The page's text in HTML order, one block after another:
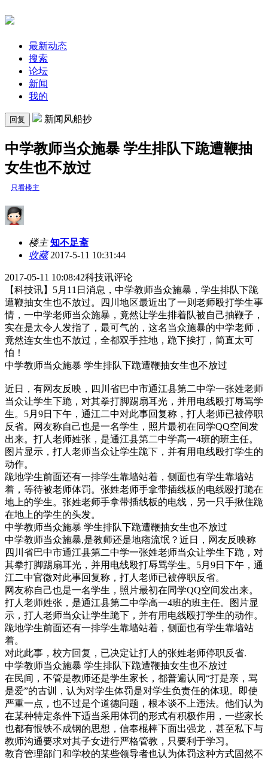
最新动态
搜索
论坛
新闻
我的
回复 新闻风船抄
中学教师当众施暴 学生排队下跪遭鞭抽
女生也不放过
只看楼主
楼主 知不足斋
收藏2017-5-11 10:31:44
2017-05-11 10:08:42科技讯评论
【科技讯】5月11日消息，中学教师当众施暴，学生排队下跪
遭鞭抽女生也不放过。四川地区最近出了一则老师殴打学生事
情，一中学老师当众施暴，竟然让学生排着队被自己抽鞭子，
实在是太令人发指了，最可气的，这名当众施暴的中学老师，
竟然连女生也不放过，全都双手拄地，跪下挨打，简直太可
怕！
中学教师当众施暴 学生排队下跪遭鞭抽女生也不放过
近日，有网友反映，四川省巴中市通江县第二中学一张姓老师
当众让学生下跪，对其拳打脚踢扇耳光，并用电线殴打辱骂学
生。5月9日下午，通江二中对此事回复称，打人老师已被停职
反省。网友称自己也是一名学生，照片最初在同学QQ空间发
出来。打人老师姓张，是通江县第二中学高一4班的班主任。
图片显示，打人老师当众让学生跪下，并有用电线殴打学生的
动作。
跪地学生前面还有一排学生靠墙站着，侧面也有学生靠墙站
着，等待被老师体罚。张姓老师手拿带插线板的电线殴打跪在
地上的学生。张姓老师手拿带插线板的电线，另一只手揪住跪
在地上的学生的头发。
中学教师当众施暴 学生排队下跪遭鞭抽女生也不放过
中学教师当众施暴,是教师还是地痞流氓？近日，网友反映称
四川省巴中市通江县第二中学一张姓老师当众让学生下跪，对
其拳打脚踢扇耳光，并用电线殴打辱骂学生。5月9日下午，通
江二中官微对此事回复称，打人老师已被停职反省。
网友称自己也是一名学生，照片最初在同学QQ空间发出来。
打人老师姓张，是通江县第二中学高一4班的班主任。图片显
示，打人老师当众让学生跪下，并有用电线殴打学生的动作。
跪地学生前面还有一排学生靠墙站着，侧面也有学生靠墙站
着。
对此此事，校方回复，已决定让打人的张姓老师停职反省.
中学教师当众施暴 学生排队下跪遭鞭抽女生也不放过
在民间，不管是教师还是学生家长，都普遍认同“打是亲，骂
是爱”的古训，认为对学生体罚是对学生负责任的体现。即使
严重一点，也不过是个道德问题，根本谈不上违法。他们认为
在某种特定条件下适当采用体罚的形式有积极作用，一些家长
也都有恨铁不成钢的思想，信奉棍棒下面出强龙，甚至私下与
教师沟通要求对其子女进行严格管教，只要利于学习。
教育管理部门和学校的某些领导者也认为体罚这种方式固然不